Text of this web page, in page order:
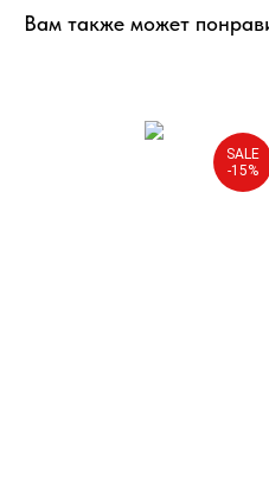
Вам также может
SALE
-15%